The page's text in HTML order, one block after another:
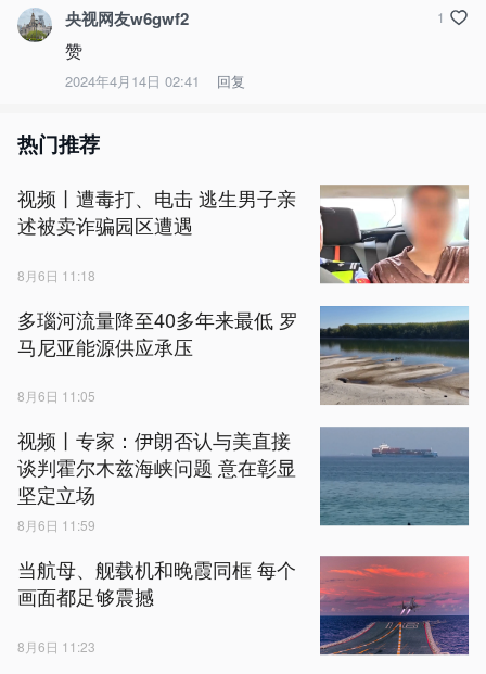
央视网友w6gwf2
赞
2024年4月14日 02:41 回复
1
热门推荐
视频丨遭毒打、电击 逃生男子亲
述被卖诈骗园区遭遇
8月6日 11:18
多瑙河流量降至40多年来最低 罗
马尼亚能源供应承压
8月6日 11:05
视频丨专家：伊朗否认与美直接
谈判霍尔木兹海峡问题 意在彰显
坚定立场
8月6日 11:59
当航母、舰载机和晚霞同框 每个
画面都足够震撼
8月6日 11:23